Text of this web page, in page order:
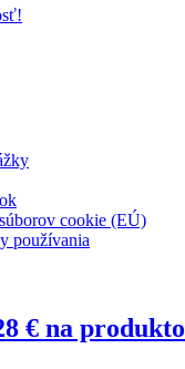
cookie (EÚ)
používania
€ na